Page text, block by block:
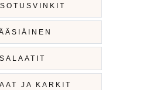
SALAATIT
JA KARKIT